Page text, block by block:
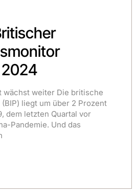
wächst weiter Die britische
liegt um über 2 Prozent
dem letzten Quartal vor
Pandemie. Und das